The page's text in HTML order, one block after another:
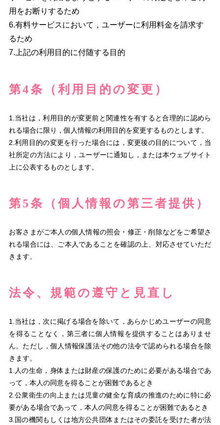
用をお断りするため
6.有料サービスにおいて，ユーザーに利用料金を請求す
るため
7.上記の利用目的に付随する目的
第4条（利用目的の変更）
1.当社は，利用目的が変更前と関連性を有すると合理的に認めら
れる場合に限り，個人情報の利用目的を変更するものとします。
2.利用目的の変更を行った場合には，変更後の目的について，当
社所定の方法により，ユーザーに通知し，または本ウェブサイト
上に公表するものとします。
第5条（個人情報の第三者提供）
お客さまがご本人の個人情報の照会・修正・削除などをご希望さ
れる場合には、ご本人であることを確認の上、対応させていただ
きます。
法令、規範の遵守と見直し
1.当社は，次に掲げる場合を除いて，あらかじめユーザーの同意
を得ることなく，第三者に個人情報を提供することはありませ
ん。ただし，個人情報保護法その他の法令で認められる場合を除
きます。
1.人の生命，身体または財産の保護のために必要がある場合であ
って，本人の同意を得ることが困難であるとき
2.公衆衛生の向上または児童の健全な育成の推進のために特に必
要がある場合であって，本人の同意を得ることが困難であるとき
3.国の機関もしくは地方公共団体またはその委託を受けた者が法